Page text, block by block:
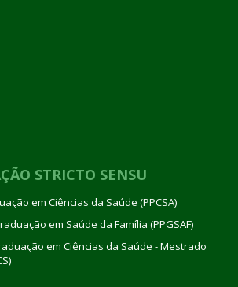
STRICTO SENSU
em Ciências da Saúde (PPCSA)
em Saúde da Família (PPGSAF)
em Ciências da Saúde - Mestrado